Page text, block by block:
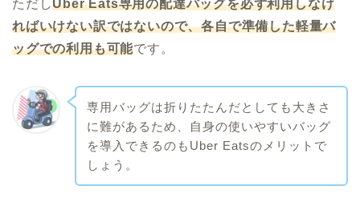
ただしUber Eats専用の配達バッグを必ず利用しなけ
ればいけない訳ではないので、各自で準備した軽量バ
ッグでの利用も可能です。
専用バッグは折りたたんだとしても大きさ
に難があるため、自身の使いやすいバッグ
を導入できるのもUber Eatsのメリットで
しょう。